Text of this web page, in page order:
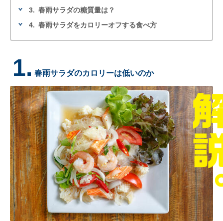
3. 春雨サラダの糖質量は？
4. 春雨サラダをカロリーオフする食べ方
1. 春雨サラダのカロリーは低いのか